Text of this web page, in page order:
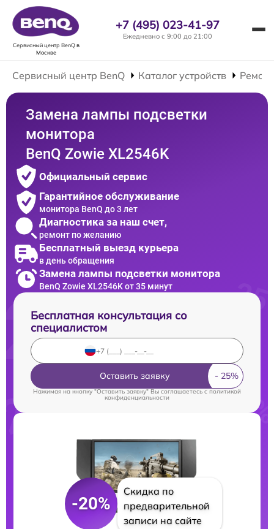
Сервисный центр BenQв
Москве
+7 (495) 023-41-97
Ежедневно с 9:00 до 21:00
Сервисный центр BenQ Каталог устройств
Замена лампы подсветки
монитора
BenQ Zowie XL2546K
Официальный сервис
Гарантийное обслуживание
монитора BenQ до 3 лет
Диагностика за наш счет,
ремонт по желанию
Бесплатный выезд курьера
в день обращения
Замена лампы подсветки монитора
BenQ Zowie XL2546K от 35 минут
Бесплатная консультация со
специалистом
Оставить заявку
Нажимая на кнопку "Оставить заявку" Вы соглашаетесь cполитикой
конфиденциальности
-20%
Скидка по
предварительной
записи на сайте